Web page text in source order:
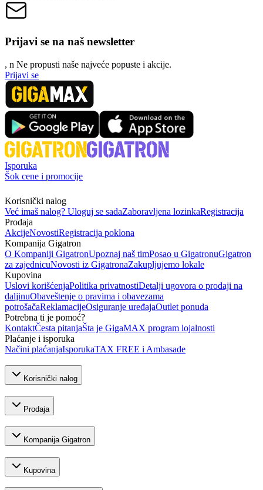
Prijavi se na naš newsletter
, n Ne propusti naše najveće popuste i akcije.
Prijavi se
Isporuka
Šok cene i promocije
Korisnički nalog
Već imaš nalog? Uloguj se sadaZaboravljena lozinkaRegistracija
Prodaja
AkcijeNovostiRegistracija poklona
Kompanija Gigatron
O Kompaniji GigatronUpoznaj naš timPosao u GigatronuGigatron
za zajednicuNovosti iz GigatronaZakupljujemo lokale
Kupovina
Uslovi korišćenjaPolitika privatnostiDetalji ugovora o prodaji na
daljinuObaveštenje o pravima i obavezama
potrošačaReklamacijeOsiguranje uređajaOutlet ponuda
Potrebna ti je pomoć?
KontaktČesta pitanjaŠta je GigaMAX program lojalnosti
Plaćanje i isporuka
Načini plaćanjaIsporukaTAX FREE i Ambasade
Korisnički nalog
Prodaja
Kompanija Gigatron
Kupovina